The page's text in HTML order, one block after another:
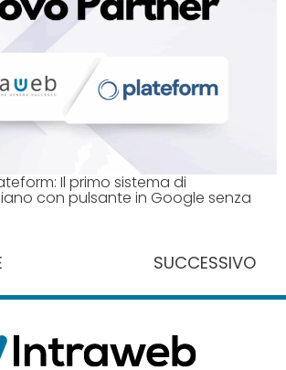
Il primo sistema di
con pulsante in Google senza
SUCCESSIVO